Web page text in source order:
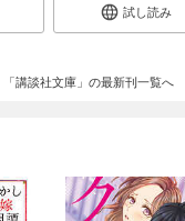
試し読み
「講談社文庫」の最新刊一覧へ